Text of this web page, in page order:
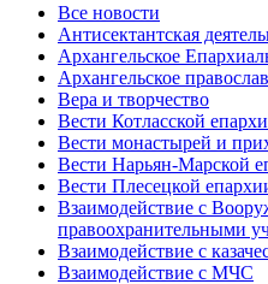
Все новости
Антисектантская
Архангельское
Архангельское
Вера и творчество
Вести Котласской
Вести монастырей и
Вести Нарьян-Марской
Вести Плесецкой
Взаимодействие с
правоохранительными
Взаимодействие с
Взаимодействие с МЧС